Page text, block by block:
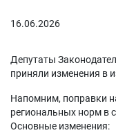
16.06.2026
Депутаты
приняли изменения в
Напомним, поправки
региональных норм в
Основные изменения: